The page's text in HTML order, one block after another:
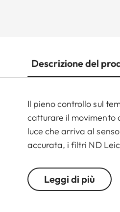
Descrizione del
Il pieno controllo sul
catturare il movimento
luce che arriva al
accurata, i filtri ND
Leggi di più